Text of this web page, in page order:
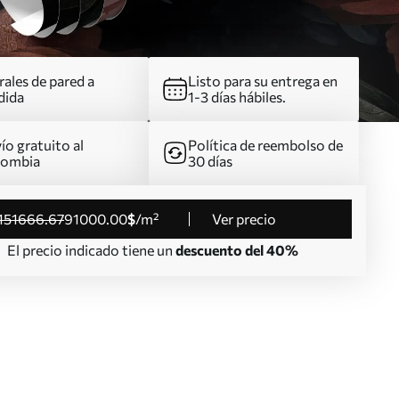
de pared a
Listo para su entrega en
1-3 días hábiles.
gratuito al
Política de reembolso de
30 días
.6791000.00$/m²
Ver precio
El precio indicado tiene un descuento del 40%